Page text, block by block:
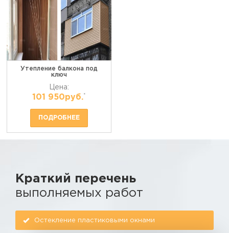
Утепление балкона под
ключ
Цена:
101 950руб.*
ПОДРОБНЕЕ
Краткий перечень
выполняемых работ
Остекление пластиковыми окнами